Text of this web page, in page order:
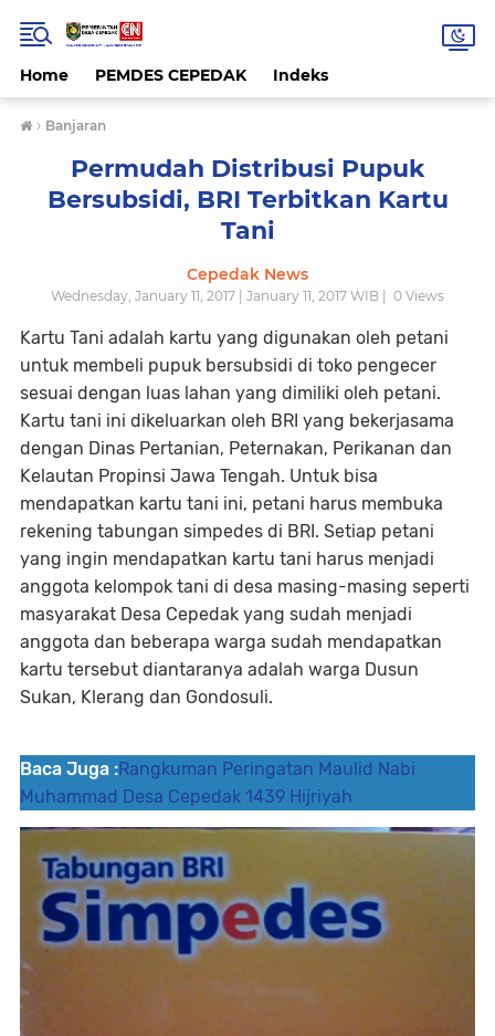
Home PEMDES CEPEDAK Indeks
› Banjaran
Permudah Distribusi Pupuk
Bersubsidi, BRI Terbitkan Kartu
Tani
Cepedak News
Wednesday, January 11, 2017 | January 11, 2017 WIB | 0 Views
Kartu Tani adalah kartu yang digunakan oleh petani
untuk membeli pupuk bersubsidi di toko pengecer
sesuai dengan luas lahan yang dimiliki oleh petani.
Kartu tani ini dikeluarkan oleh BRI yang bekerjasama
dengan Dinas Pertanian, Peternakan, Perikanan dan
Kelautan Propinsi Jawa Tengah. Untuk bisa
mendapatkan kartu tani ini, petani harus membuka
rekening tabungan simpedes di BRI. Setiap petani
yang ingin mendapatkan kartu tani harus menjadi
anggota kelompok tani di desa masing-masing seperti
masyarakat Desa Cepedak yang sudah menjadi
anggota dan beberapa warga sudah mendapatkan
kartu tersebut diantaranya adalah warga Dusun
Sukan, Klerang dan Gondosuli.
Baca Juga :Rangkuman Peringatan Maulid Nabi
Muhammad Desa Cepedak 1439 Hijriyah